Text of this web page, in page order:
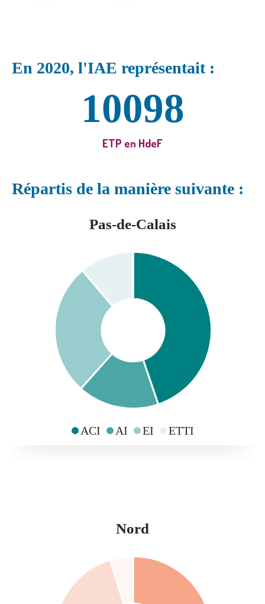
En 2020, l'IAE représentait :
ETP en HdeF
10098
Répartis de la manière suivante :
Pas‑de‑Calais
ACI AI EI ETTI
Nord